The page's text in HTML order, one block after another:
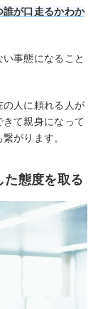
が口走るかわか
事態になること
の人に頼れる人が
て親身になって
がります。
態度を取る